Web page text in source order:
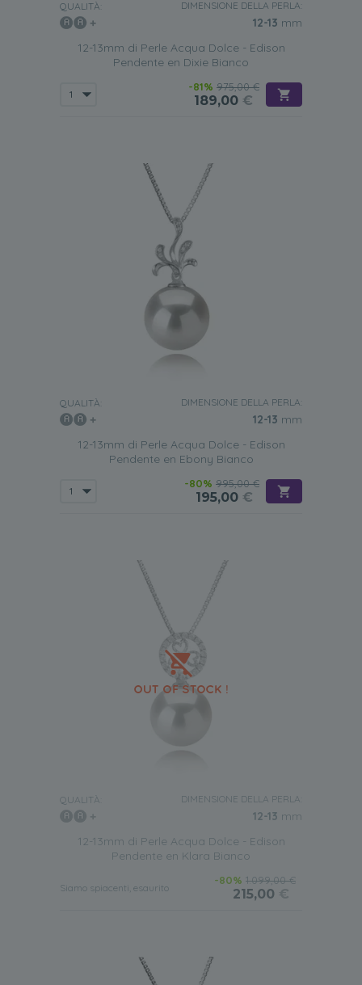
QUALITÀ: DIMENSIONE DELLA PERLA:
12-13 mm
12-13mm di Perle Acqua Dolce - Edison
Pendente en Dixie Bianco
-81% 975,00 €
189,00 €
QUALITÀ: DIMENSIONE DELLA PERLA:
12-13 mm
12-13mm di Perle Acqua Dolce - Edison
Pendente en Ebony Bianco
-80% 995,00 €
195,00 €
QUALITÀ: DIMENSIONE DELLA PERLA:
12-13 mm
12-13mm di Perle Acqua Dolce - Edison
Pendente en Klara Bianco
Siamo spiacenti, esaurito
-80% 1.099,00 €
215,00 €